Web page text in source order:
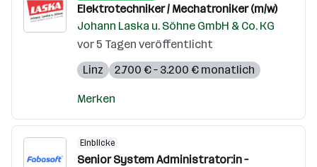
Elektrotechniker / Mechatroniker (m/w)
Johann Laska u. Söhne GmbH & Co. KG
vor 5 Tagen veröffentlicht
Linz
2.700 € – 3.200 € monatlich
Merken
Einblicke
Senior System Administrator:in –